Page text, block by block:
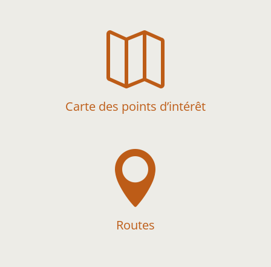

Carte des points d’intérêt

Routes